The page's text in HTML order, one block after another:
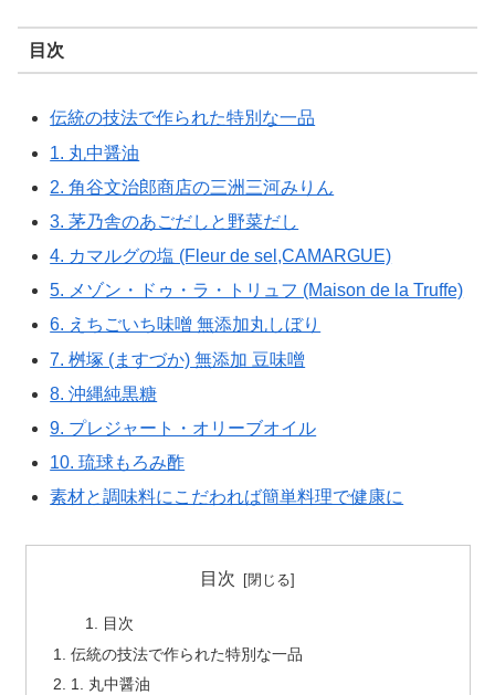
目次
伝統の技法で作られた特別な一品
1. 丸中醤油
2. 角谷文治郎商店の三洲三河みりん
3. 茅乃舎のあごだしと野菜だし
4. カマルグの塩 (Fleur de sel,CAMARGUE)
5. メゾン・ドゥ・ラ・トリュフ (Maison de la Truffe)
6. えちごいち味噌 無添加丸しぼり
7. 桝塚 (ますづか) 無添加 豆味噌
8. 沖縄純黒糖
9. プレジャート・オリーブオイル
10. 琉球もろみ酢
素材と調味料にこだわれば簡単料理で健康に
目次
目次
伝統の技法で作られた特別な一品
1. 丸中醤油